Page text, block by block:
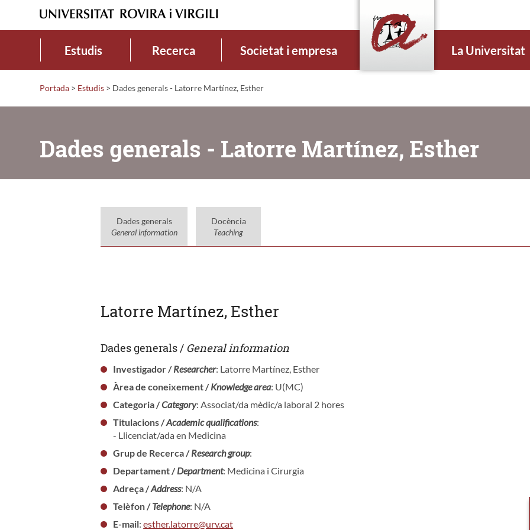
Estudis Recerca Societat i empresa La Universitat
Portada > Estudis > Dades generals - Latorre Martínez, Esther
Dades generals - Latorre Martínez, Esther
Dades generals
General information
Docència
Teaching
Latorre Martínez, Esther
Dades generals / General information
Investigador /Researcher: Latorre Martínez, Esther
Àrea de coneixement /Knowledge area: U(MC)
Categoria /Category: Associat/da mèdic/a laboral 2 hores
Titulacions /Academic qualifications:
- Llicenciat/ada en Medicina
Grup de Recerca /Research group:
Departament /Department: Medicina i Cirurgia
Adreça /Address: N/A
Telèfon /Telephone: N/A
E-mail:esther.latorre@urv.cat